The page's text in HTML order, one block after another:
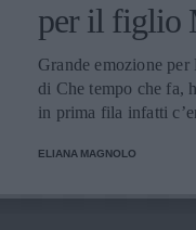
per il figlio
Grande emozione
di Che tempo che fa,
in prima fila infatti
trasmissione televisiva.
ELIANA MAGNOLO